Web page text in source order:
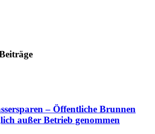
– Öffentliche Brunnen
außer Betrieb genommen